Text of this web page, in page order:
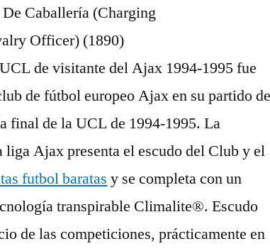
de visitante del Ajax 1994-1995 fue
de fútbol europeo Ajax en su partido de
final de la UCL de 1994-1995. La
liga Ajax presenta el escudo del Club y el
futbol baratas y se completa con un
transpirable Climalite®. Escudo
de las competiciones, prácticamente en